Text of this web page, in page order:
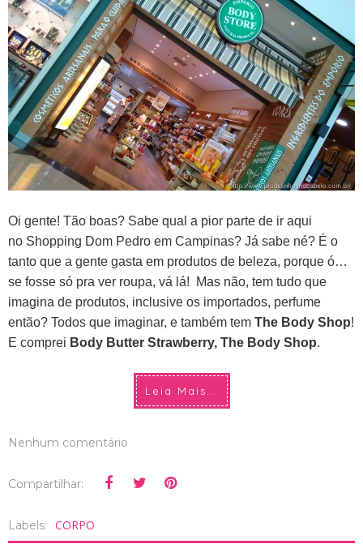
Oi gente! Tão boas? Sabe qual a pior parte de ir aqui
no Shopping Dom Pedro em Campinas? Já sabe né? É o
tanto que a gente gasta em produtos de beleza, porque ó…
se fosse só pra ver roupa, vá lá!
Mas não, tem tudo que
imagina de produtos, inclusive os importados, perfume
então? Todos que imaginar, e também tem The Body Shop!
E comprei Body Butter Strawberry, The Body Shop.
Leia Mais...
Nenhum comentário
Compartilhar:
Labels: CORPO